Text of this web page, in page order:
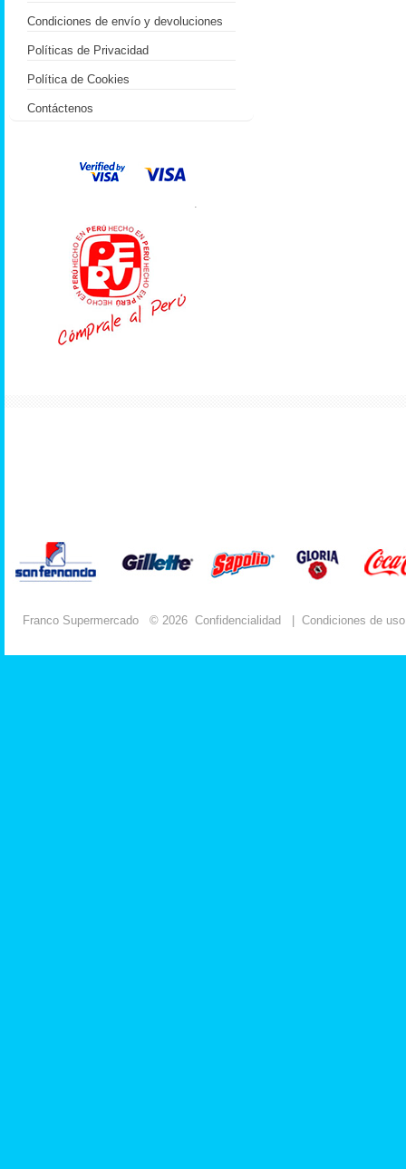
Condiciones de envío y devoluciones
Políticas de Privacidad
Política de Cookies
Contáctenos
.
Franco Supermercado © 2026 Confidencialidad Condiciones de uso